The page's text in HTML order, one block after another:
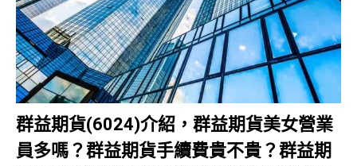
群益期貨(6024)介紹，群益期貨美女營業
員多嗎？群益期貨手續費貴不貴？群益期